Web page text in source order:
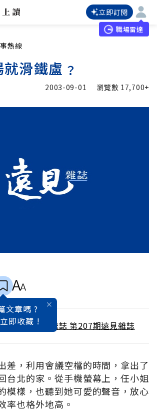
立即訂閱
職場雷達
熱線
滑鐵盧﹖
2003-09-01 瀏覽數 17,700+
文章嗎 ?
即收藏 !/ 9月號雜誌 第207期遠見雜誌
差，利用會議空檔的時間，拿出了
台北的家。從手機螢幕上，任小姐
模樣，也聽到她可愛的聲音，放心
率也格外地高。